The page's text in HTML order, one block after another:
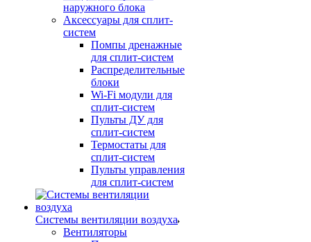
наружного блока
Аксессуары для сплит-
систем
Помпы дренажные
для сплит-систем
Распределительные
блоки
Wi-Fi модули для
сплит-систем
Пульты ДУ для
сплит-систем
Термостаты для
сплит-систем
Пульты управления
для сплит-систем
Системы вентиляции воздуха
Вентиляторы